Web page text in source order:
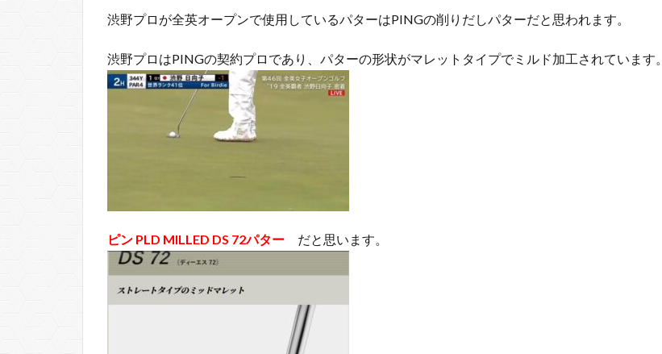
渋野プロが全英オープンで使用しているパターはPINGの削りだしパターだと思われます。
渋野プロはPINGの契約プロであり、パターの形状がマレットタイプでミルド加工されています。
ピン PLD MILLED DS 72パター だと思います。